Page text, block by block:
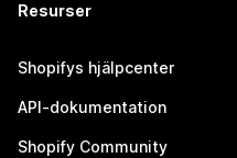
Resurser
Shopifys hjälpcenter
API-dokumentation
Shopify Community